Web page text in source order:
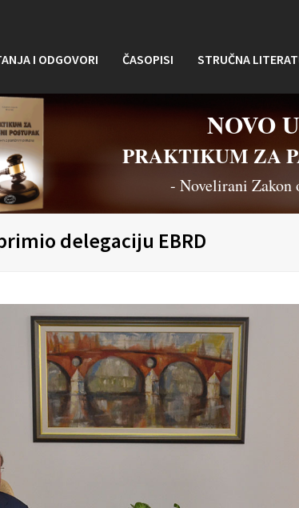
I ODGOVORI ČASOPISI STRUČNA
NOVO
PRAKTIKUM ZA
- Novelirani Zakon
delegaciju EBRD